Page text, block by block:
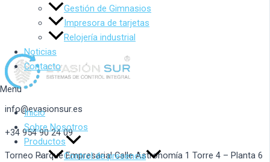
Gestión de Gimnasios
Impresora de tarjetas
Relojería industrial
Noticias
Contacto
Menu
Inicio
Sobre Nosotros
Productos
Control de presencia
info@evasionsur.es
+34 954 90 24 09
Torneo Parque Empresarial Calle Astronomía 1 Torre 4 – Planta 6